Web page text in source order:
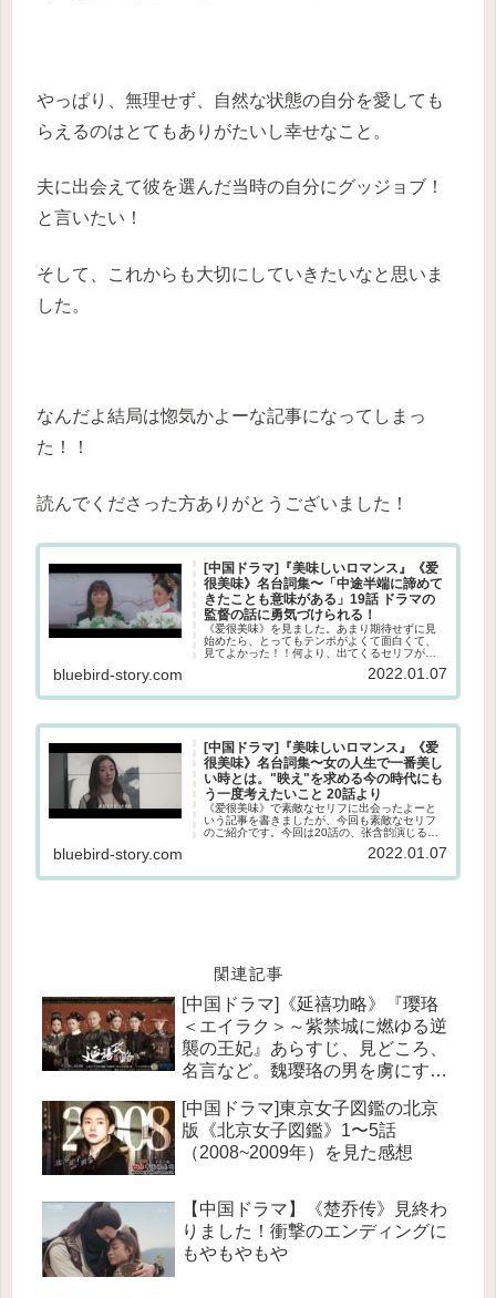
やっぱり、無理せず、自然な状態の自分を愛しても
らえるのはとてもありがたいし幸せなこと。
夫に出会えて彼を選んだ当時の自分にグッジョブ！
と言いたい！
そして、これからも大切にしていきたいなと思いま
した。
なんだよ結局は惚気かよーな記事になってしまっ
た！！
読んでくださった方ありがとうございました！
[中国ドラマ]『美味しいロマンス』《爱
很美味》名台詞集〜「中途半端に諦めて
きたことも意味がある」19話 ドラマの
監督の話に勇気づけられる！
《爱很美味》を見ました。あまり期待せずに見
始めたら、とってもテンポがよくて面白くて、
見てよかった！！何より、出てくるセリフがと
ました。今日は、第19話に出てきた、ドラマの
bluebird-story.com 2022.01.07
[中国ドラマ]『美味しいロマンス』《爱
很美味》名台詞集〜女の人生で一番美し
い時とは。"映え"を求める今の時代にも
う一度考えたいこと 20話より
《爱很美味》で素敵なセリフに出会ったよーと
いう記事を書きましたが、今回も素敵なセリフ
のご紹介です。今回は20話の、张含韵演じる方
欣のセリフ。小さい頃からかわいい優しいと言
われてそだったおっとりめの方欣。ずっと幸せ
bluebird-story.com 2022.01.07
関連記事
[中国ドラマ]《延禧功略》『璎珞
＜エイラク＞～紫禁城に燃ゆる逆
襲の王妃』あらすじ、見どころ、
名言など。魏璎珞の男を虜にする
[中国ドラマ]東京女子図鑑の北京
版《北京女子図鑑》1〜5話
（2008~2009年）を見た感想
【中国ドラマ】《楚乔传》見終わ
りました！衝撃のエンディングに
もやもやもや